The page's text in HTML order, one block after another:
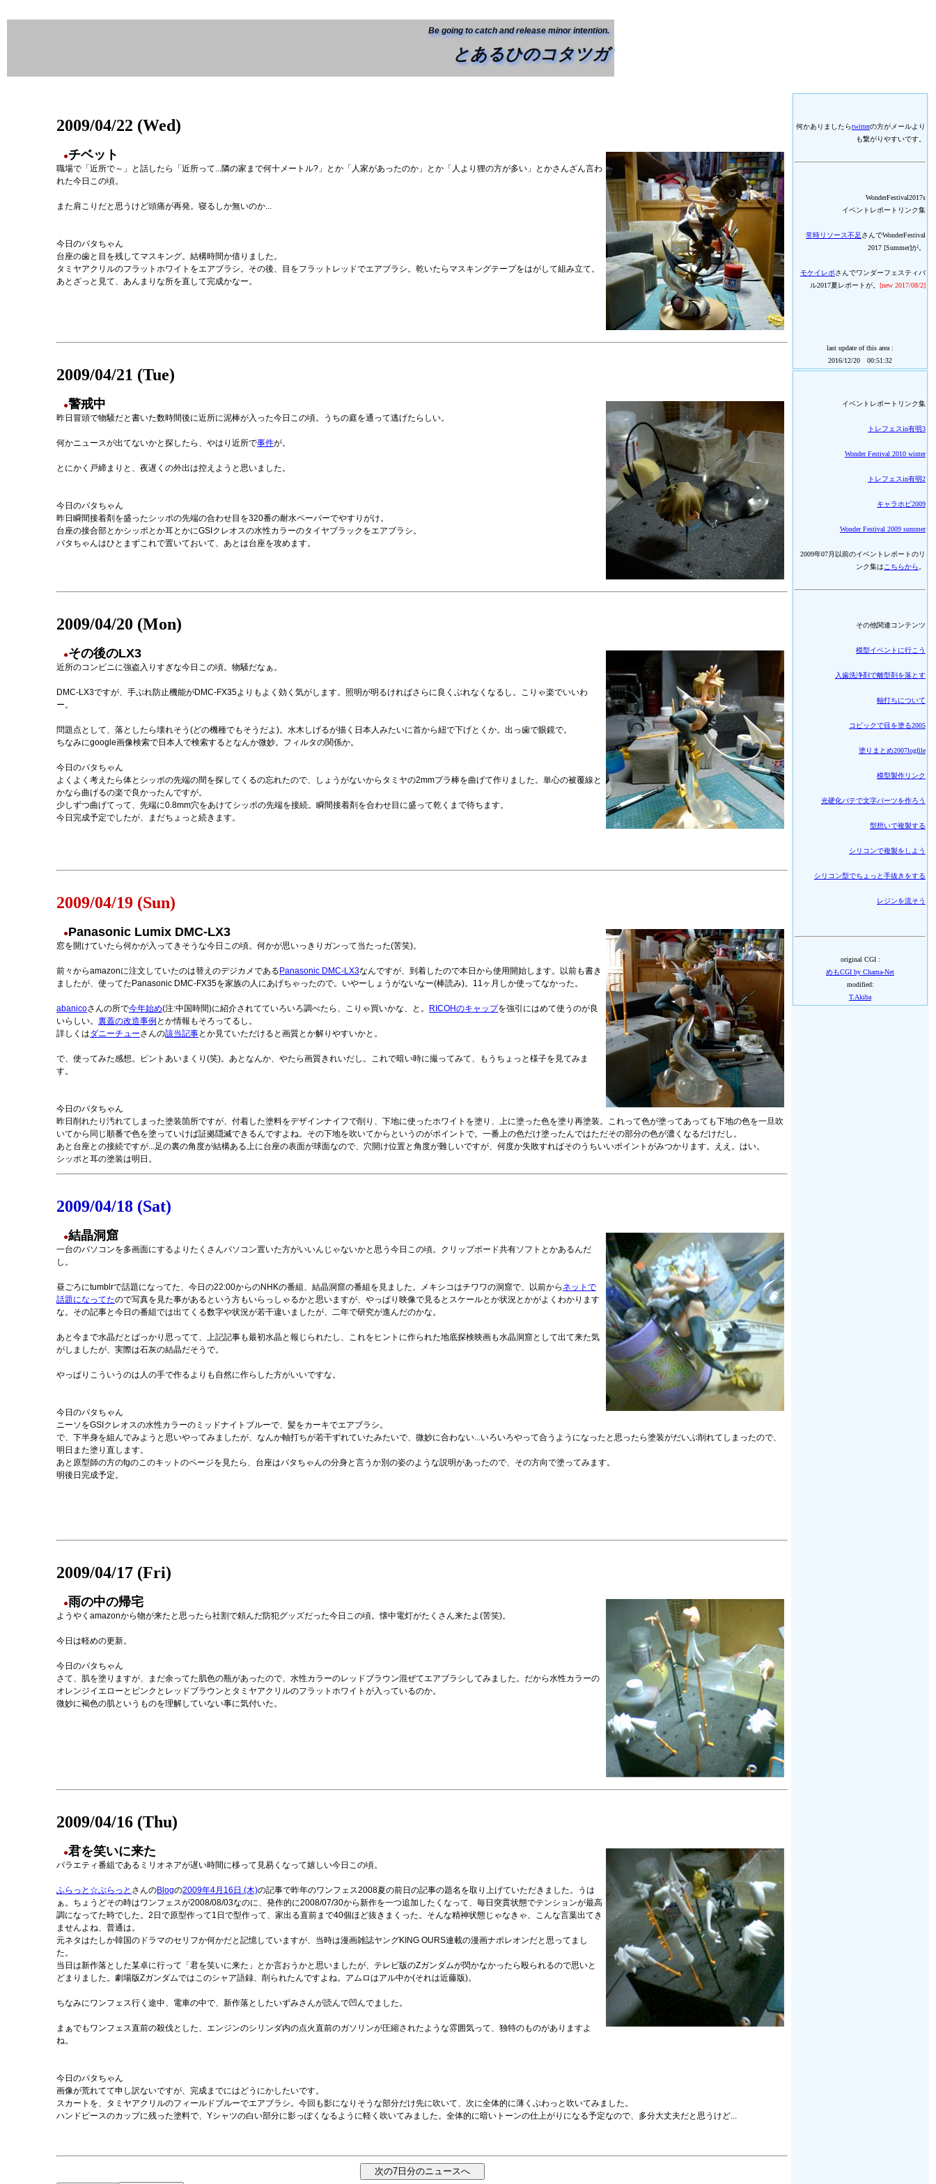
Be going to catch and release minor intention.
とあるひのコタツガ
2009/04/22 (Wed)
●チベット
職場で「近所で～」と話したら「近所って...隣の家まで何十メートル?」とか「人家があったのか」とか「人より狸の方が多い」とかさんざん言わ
れた今日この頃。
また肩こりだと思うけど頭痛が再発。寝るしか無いのか...
今日のパタちゃん
台座の歯と目を残してマスキング。結構時間か借りました。
タミヤアクリルのフラットホワイトをエアブラシ。その後、目をフラットレッドでエアブラシ。乾いたらマスキングテープをはがして組み立て。
あとざっと見て、あんまりな所を直して完成かなー。
2009/04/21 (Tue)
●警戒中
昨日冒頭で物騒だと書いた数時間後に近所に泥棒が入った今日この頃。うちの庭を通って逃げたらしい。
何かニュースが出てないかと探したら、やはり近所で事件が。
とにかく戸締まりと、夜遅くの外出は控えようと思いました。
今日のパタちゃん
昨日瞬間接着剤を盛ったシッポの先端の合わせ目を320番の耐水ペーパーでやすりがけ。
台座の接合部とかシッポとか耳とかにGSIクレオスの水性カラーのタイヤブラックをエアブラシ。
パタちゃんはひとまずこれで置いておいて、あとは台座を攻めます。
2009/04/20 (Mon)
●その後のLX3
近所のコンビニに強盗入りすぎな今日この頃。物騒だなぁ。
DMC-LX3ですが、手ぶれ防止機能がDMC-FX35よりもよく効く気がします。照明が明るければさらに良くぶれなくなるし。こりゃ楽でいいわ
ー。
問題点として、落としたら壊れそう(どの機種でもそうだよ)。水木しげるが描く日本人みたいに首から紐で下げとくか。出っ歯で眼鏡で。
ちなみにgoogle画像検索で日本人で検索するとなんか微妙。フィルタの関係か。
今日のパタちゃん
よくよく考えたら体とシッポの先端の間を探してくるの忘れたので、しょうがないからタミヤの2mmプラ棒を曲げて作りました。単心の被覆線と
かなら曲げるの楽で良かったんですが。
少しずつ曲げてって、先端に0.8mm穴をあけてシッポの先端を接続。瞬間接着剤を合わせ目に盛って乾くまで待ちます。
今日完成予定でしたが、まだちょっと続きます。
2009/04/19 (Sun)
●Panasonic Lumix DMC-LX3
窓を開けていたら何かが入ってきそうな今日この頃。何かが思いっきりガンって当たった(苦笑)。
前々からamazonに注文していたのは替えのデジカメである Panasonic DMC-LX3なんですが、到着したので本日から使用開始します。以前も書き
ましたが、使ってたPanasonic DMC-FX35を家族の人にあげちゃったので。いやーしょうがないなー(棒読み)。11ヶ月しか使ってなかった。
abanicoさんの所で今年始め(注:中国時間)に紹介されてていろいろ調べたら、こりゃ買いかな、と。 RICOHのキャップを強引にはめて使うのが良
いらしい。 裏蓋の改造事例 とか情報もそろってるし。
詳しくはダニーチューさんの該当記事とか見ていただけると画質とか解りやすいかと。
で、使ってみた感想。ピントあいまくり(笑)。あとなんか、やたら画質きれいだし。これで暗い時に撮ってみて、もうちょっと様子を見てみま
す。
今日のパタちゃん
昨日削れたり汚れてしまった塗装箇所ですが、付着した塗料をデザインナイフで削り、下地に使ったホワイトを塗り、上に塗った色を塗り再塗装。これって色が塗ってあっても下地の色を一旦吹
いてから同じ順番で色を塗っていけば証拠隠滅できるんですよね。その下地を吹いてからというのがポイントで。一番上の色だけ塗ったんではただその部分の色が濃くなるだけだし。
あと台座との接続ですが...足の裏の角度が結構ある上に台座の表面が球面なので、穴開け位置と角度が難しいですが、何度か失敗すればそのうちいいポイントがみつかります。ええ。はい。
シッポと耳の塗装は明日。
2009/04/18 (Sat)
●結晶洞窟
一台のパソコンを多画面にするよりたくさんパソコン置いた方がいいんじゃないかと思う今日この頃。クリップボード共有ソフトとかあるんだ
し。
昼ごろにtumblrで話題になってた、今日の22:00からのNHKの番組、結晶洞窟の番組を見ました。メキシコはチワワの洞窟で、以前から ネットで
話題になってたので写真を見た事があるという方もいらっしゃるかと思いますが、やっぱり映像で見るとスケールとか状況とかがよくわかります
な。その記事と今日の番組では出てくる数字や状況が若干違いましたが、二年で研究が進んだのかな。
あと今まで水晶だとばっかり思ってて、上記記事も最初水晶と報じられたし、これをヒントに作られた地底探検映画も水晶洞窟として出て来た気
がしましたが、実際は石灰の結晶だそうで。
やっぱりこういうのは人の手で作るよりも自然に作らした方がいいですな。
今日のパタちゃん
ニーソをGSIクレオスの水性カラーのミッドナイトブルーで、髪をカーキでエアブラシ。
で、下半身を組んでみようと思いやってみましたが、なんか軸打ちが若干ずれていたみたいで、微妙に合わない...いろいろやって合うようになったと思ったら塗装がだいぶ削れてしまったので、
明日また塗り直します。
あと原型師の方のfgのこのキットのページを見たら、台座はパタちゃんの分身と言うか別の姿のような説明があったので、その方向で塗ってみます。
明後日完成予定。
2009/04/17 (Fri)
●雨の中の帰宅
ようやくamazonから物が来たと思ったら社割で頼んだ防犯グッズだった今日この頃。懐中電灯がたくさん来たよ(苦笑)。
今日は軽めの更新。
今日のパタちゃん
さて、肌を塗りますが、まだ余ってた肌色の瓶があったので、水性カラーのレッドブラウン混ぜてエアブラシしてみました。だから水性カラーの
オレンジイエローとピンクとレッドブラウンとタミヤアクリルのフラットホワイトが入っているのか。
微妙に褐色の肌というものを理解していない事に気付いた。
2009/04/16 (Thu)
●君を笑いに来た
バラエティ番組であるミリオネアが遅い時間に移って見易くなって嬉しい今日この頃。
ふらっと☆ぶらっと さんのBlogの2009年4月16日 (木)の記事で昨年のワンフェス2008夏の前日の記事の題名を取り上げていただきました。うは
ぁ。ちょうどその時はワンフェスが2008/08/03なのに、発作的に2008/07/30から新作を一つ追加したくなって、毎日突貫状態でテンションが最高
調になってた時でした。2日で原型作って1日で型作って、家出る直前まで40個ほど抜きまくった。そんな精神状態じゃなきゃ、こんな言葉出てき
ませんよね、普通は。
元ネタはたしか韓国のドラマのセリフか何かだと記憶していますが、当時は漫画雑誌ヤングKING OURS連載の漫画ナポレオンだと思ってまし
た。
当日は新作落とした某卓に行って「君を笑いに来た」とか言おうかと思いましたが、テレビ版のZガンダムが閃かなかったら殴られるので思いと
どまりました。劇場版Zガンダムではこのシャア語録、削られたんですよね。アムロはアル中か(それは近藤版)。
ちなみにワンフェス行く途中、電車の中で、新作落としたいずみさんが読んで凹んでました。
まぁでもワンフェス直前の殺伐とした、エンジンのシリンダ内の点火直前のガソリンが圧縮されたような雰囲気って、独特のものがありますよ
ね。
今日のパタちゃん
画像が荒れてて申し訳ないですが、完成までにはどうにかしたいです。
スカートを、タミヤアクリルのフィールドブルーでエアブラシ。今回も影になりそうな部分だけ先に吹いて、次に全体的に薄くぶわっと吹いてみました。
ハンドピースのカップに残った塗料で、Yシャツの白い部分に影っぽくなるように軽く吹いてみました。全体的に暗いトーンの仕上がりになる予定なので、多分大丈夫だと思うけど...
何かありましたらtwitterの方がメールより
も繋がりやすいです。
WonderFestival2017s
イベントレポートリンク集
常時リソース不足さんでWonderFestival
2017 [Summer]が。
モケイレポさんでワンダーフェスティバ
ル2017夏レポートが。 [new 2017/08/2]
last update of this area :
2016/12/20 00:51:32
イベントレポートリンク集
トレフェスin有明3
Wonder Festival 2010 winter
トレフェスin有明2
キャラホビ2009
Wonder Festival 2009 summer
2009年07月以前のイベントレポートのリ
ンク集は こちらから
その他関連コンテンツ
模型イベントに行こう
入歯洗浄剤で離型剤を落とす
軸打ちについて
コピックで目を塗る2005
塗りまとめ2007logfile
模型製作リンク
光硬化パテで文字パーツを作ろう
型想いで複製する
シリコンで複製をしよう
シリコン型でちょっと手抜きをする
レジンを流そう
original CGI :
めもCGI by Chama-Net
modified:
T.Akiba